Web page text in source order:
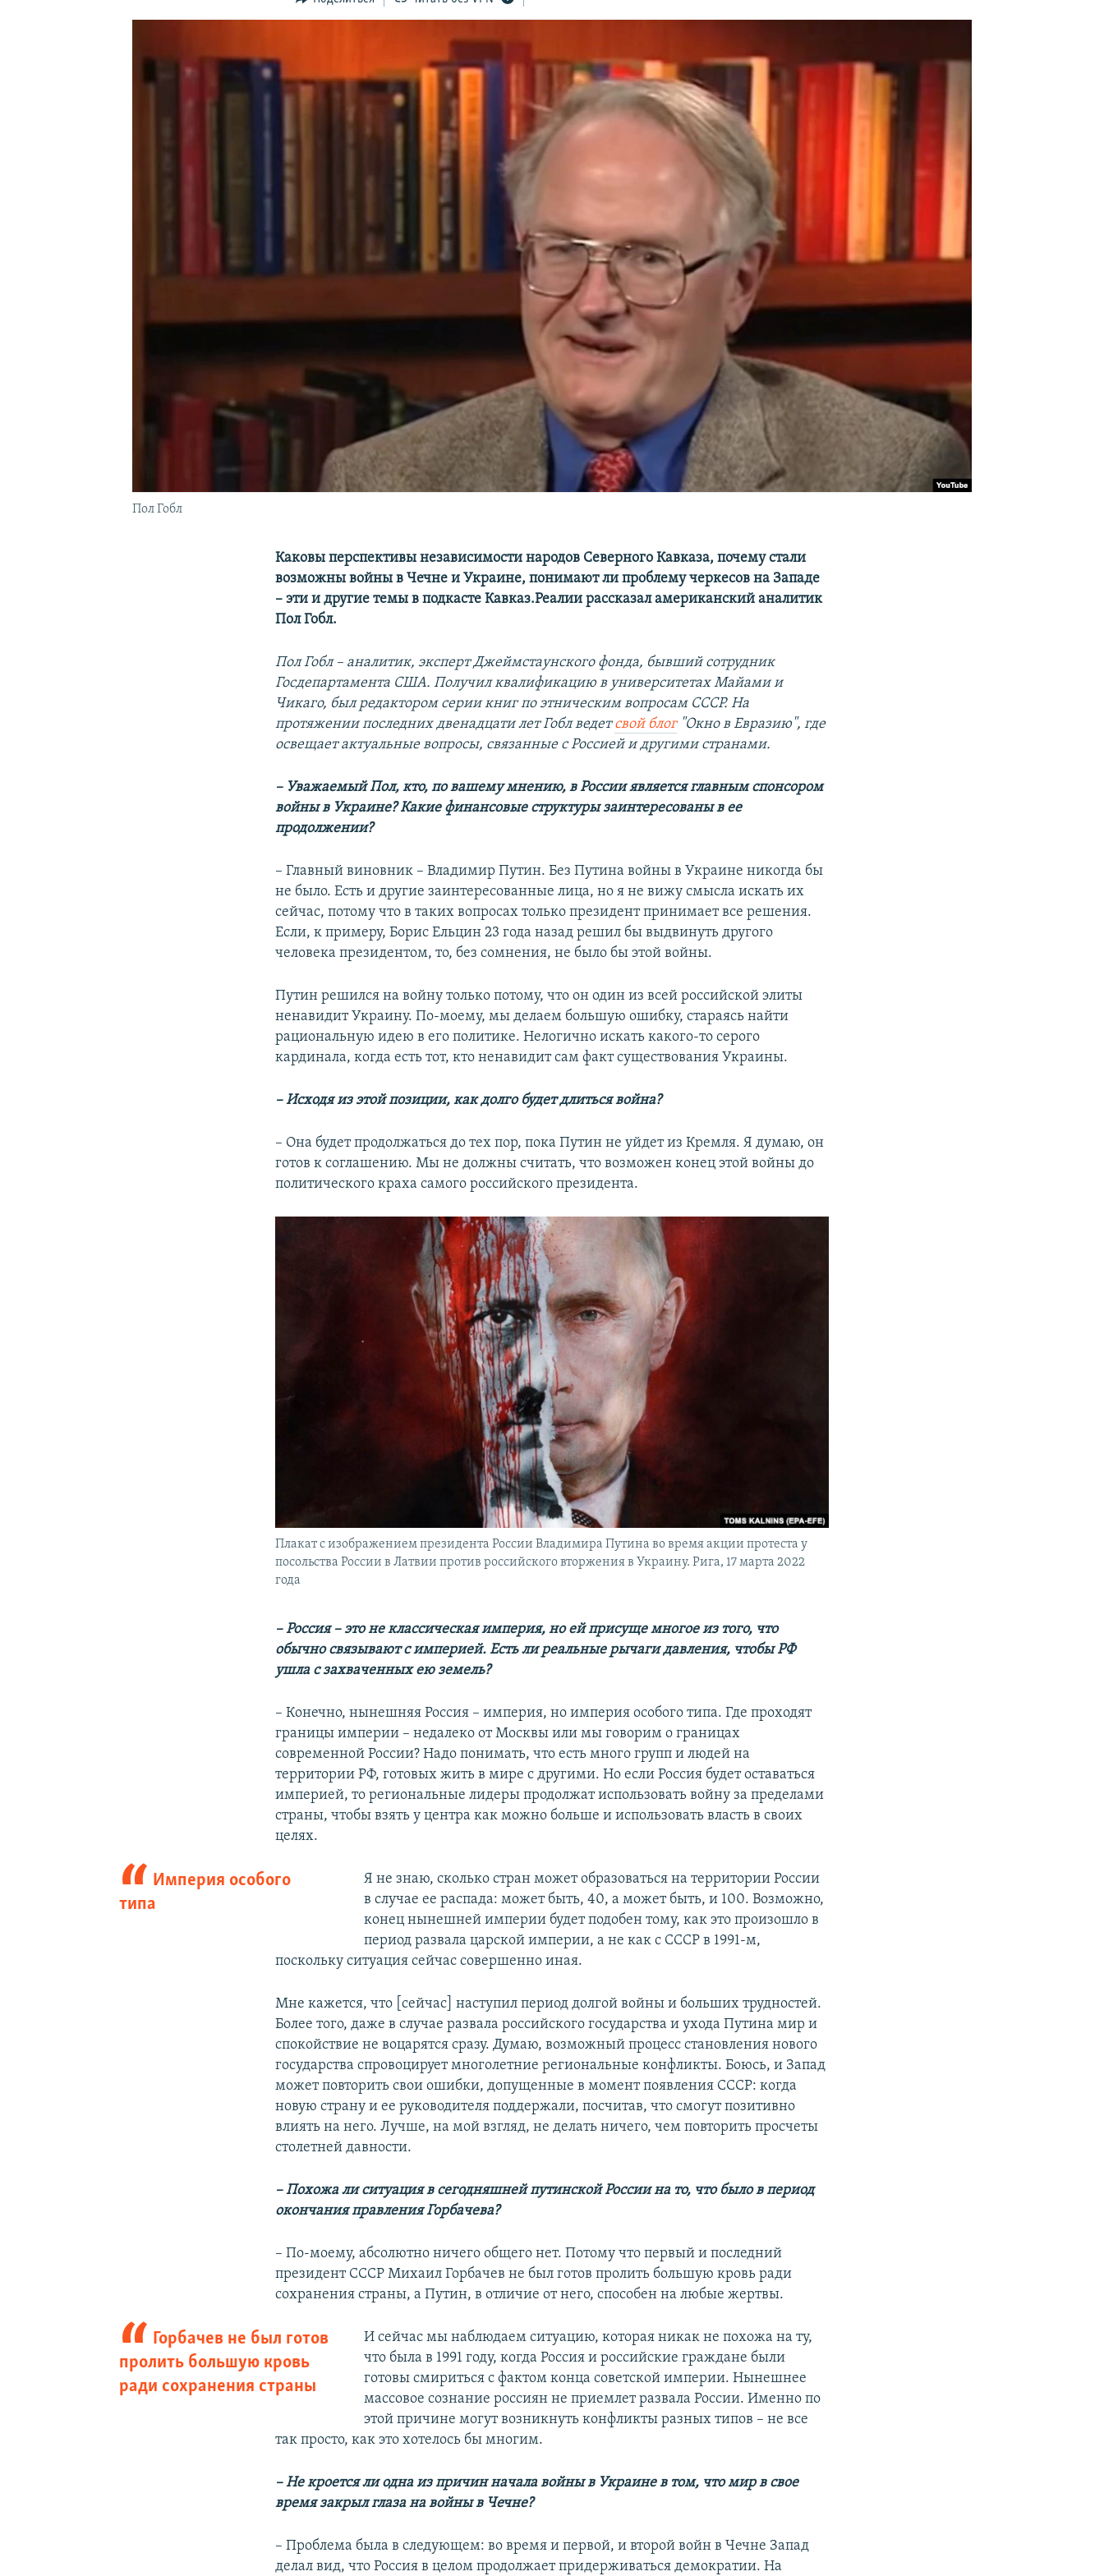
Пол Гобл
Каковы перспективы независимости народов Северного Кавказа, почему стали
возможны войны в Чечне и Украине, понимают ли проблему черкесов на Западе
– эти и другие темы в подкасте Кавказ.Реалии рассказал американский аналитик
Пол Гобл.
Пол Гобл – аналитик, эксперт Джеймстаунского фонда, бывший сотрудник
Госдепартамента США. Получил квалификацию в университетах Майами и
Чикаго, был редактором серии книг по этническим вопросам СССР. На
протяжении последних двенадцати лет Гобл ведетсвой блог"Окно в Евразию", где
освещает актуальные вопросы, связанные с Россией и другими странами.
– Уважаемый Пол, кто, по вашему мнению, в России является главным спонсором
войны в Украине? Какие финансовые структуры заинтересованы в ее
продолжении?
– Главный виновник – Владимир Путин. Без Путина войны в Украине никогда бы
не было. Есть и другие заинтересованные лица, но я не вижу смысла искать их
сейчас, потому что в таких вопросах только президент принимает все решения.
Если, к примеру, Борис Ельцин 23 года назад решил бы выдвинуть другого
человека президентом, то, без сомнения, не было бы этой войны.
Путин решился на войну только потому, что он один из всей российской элиты
ненавидит Украину. По-моему, мы делаем большую ошибку, стараясь найти
рациональную идею в его политике. Нелогично искать какого-то серого
кардинала, когда есть тот, кто ненавидит сам факт существования Украины.
– Исходя из этой позиции, как долго будет длиться война?
– Она будет продолжаться до тех пор, пока Путин не уйдет из Кремля. Я думаю, он
готов к соглашению. Мы не должны считать, что возможен конец этой войны до
политического краха самого российского президента.
Плакат с изображением президента России Владимира Путина во время акции протеста у
посольства России в Латвии против российского вторжения в Украину. Рига, 17 марта 2022
года
– Россия – это не классическая империя, но ей присуще многое из того, что
обычно связывают с империей. Есть ли реальные рычаги давления, чтобы РФ
ушла с захваченных ею земель?
– Конечно, нынешняя Россия – империя, но империя особого типа. Где проходят
границы империи – недалеко от Москвы или мы говорим о границах
современной России? Надо понимать, что есть много групп и людей на
территории РФ, готовых жить в мире с другими. Но если Россия будет оставаться
империей, то региональные лидеры продолжат использовать войну за пределами
страны, чтобы взять у центра как можно больше и использовать власть в своих
целях.
Империя особого
типа
Я не знаю, сколько стран может образоваться на территории России
в случае ее распада: может быть, 40, а может быть, и 100. Возможно,
конец нынешней империи будет подобен тому, как это произошло в
период развала царской империи, а не как с СССР в 1991-м,
поскольку ситуация сейчас совершенно иная.
Мне кажется, что [сейчас] наступил период долгой войны и больших трудностей.
Более того, даже в случае развала российского государства и ухода Путина мир и
спокойствие не воцарятся сразу. Думаю, возможный процесс становления нового
государства спровоцирует многолетние региональные конфликты. Боюсь, и Запад
может повторить свои ошибки, допущенные в момент появления СССР: когда
новую страну и ее руководителя поддержали, посчитав, что смогут позитивно
влиять на него. Лучше, на мой взгляд, не делать ничего, чем повторить просчеты
столетней давности.
– Похожа ли ситуация в сегодняшней путинской России на то, что было в период
окончания правления Горбачева?
– По-моему, абсолютно ничего общего нет. Потому что первый и последний
президент СССР Михаил Горбачев не был готов пролить большую кровь ради
сохранения страны, а Путин, в отличие от него, способен на любые жертвы.
Горбачев не был готов
пролить большую кровь
ради сохранения страны
И сейчас мы наблюдаем ситуацию, которая никак не похожа на ту,
что была в 1991 году, когда Россия и российские граждане были
готовы смириться с фактом конца советской империи. Нынешнее
массовое сознание россиян не приемлет развала России. Именно по
этой причине могут возникнуть конфликты разных типов – не все
так просто, как это хотелось бы многим.
– Не кроется ли одна из причин начала войны в Украине в том, что мир в свое
время закрыл глаза на войны в Чечне?
– Проблема была в следующем: во время и первой, и второй войн в Чечне Запад
делал вид, что Россия в целом продолжает придерживаться демократии. На